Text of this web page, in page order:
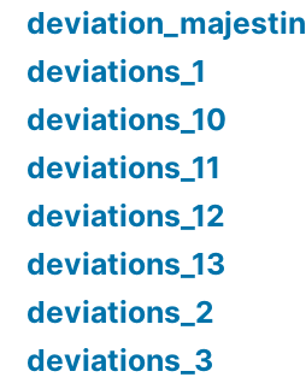
deviation_majestin
deviations_1
deviations_10
deviations_11
deviations_12
deviations_13
deviations_2
deviations_3